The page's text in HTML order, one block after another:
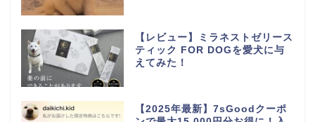
【レビュー】ミラネストゼリース
ティック FOR DOGを愛犬に与
えてみた！
【2025年最新】7sGoodクーポ